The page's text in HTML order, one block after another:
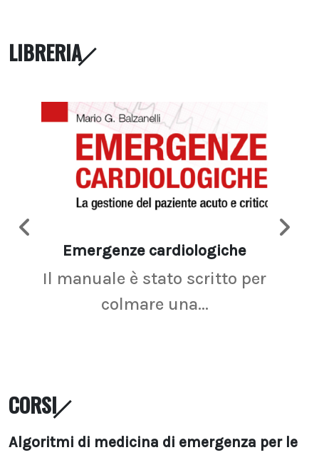
LIBRERIA
Emergenze cardiologiche
Il manuale è stato scritto per
colmare una...
CORSI
Algoritmi di medicina di emergenza per le